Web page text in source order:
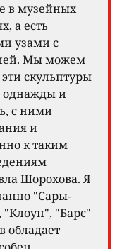
в музейных
а есть
узами с
Мы можем
скульптуры
однажды и
с ними
и
к таким
Шорохова. Я
"Сары-
"Клоун", "Барс"
обладает